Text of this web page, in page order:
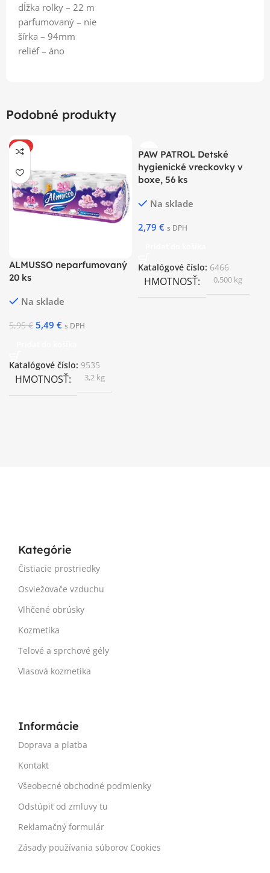
dĺžka rolky – 22 m
parfumovaný – nie
šírka – 94mm
reliéf – áno
Podobné produkty
-8%
ALMUSSO neparfumovaný
20 ks
Na sklade
5,95€ 5,49 € s DPH
Katalógové číslo: 9535
HMOTNOSŤ 3,2 kg
PAW PATROL Detské
hygienické vreckovky v
boxe, 56 ks
Na sklade
2,79 € s DPH
Katalógové číslo: 6466
HMOTNOSŤ 0,500 kg
Kategórie
Čistiacie prostriedky
Osviežovače vzduchu
Vlhčené obrúsky
Kozmetika
Telové a sprchové gély
Vlasová kozmetika
Informácie
Doprava a platba
Kontakt
Všeobecné obchodné podmienky
Odstúpiť od zmluvy tu
Reklamačný formulár
Zásady používania súborov Cookies